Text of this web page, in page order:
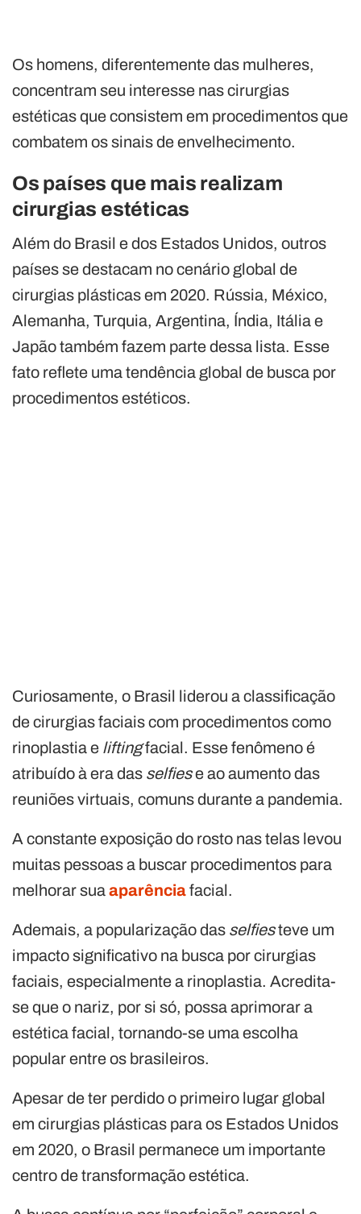
Os homens, diferentemente das mulheres,
concentram seu interesse nas cirurgias
estéticas que consistem em procedimentos que
combatem os sinais de envelhecimento.
Os países que mais realizam
cirurgias estéticas
Além do Brasil e dos Estados Unidos, outros
países se destacam no cenário global de
cirurgias plásticas em 2020. Rússia, México,
Alemanha, Turquia, Argentina, Índia, Itália e
Japão também fazem parte dessa lista. Esse
fato reflete uma tendência global de busca por
procedimentos estéticos.
Curiosamente, o Brasil liderou a classificação
de cirurgias faciais com procedimentos como
rinoplastia e liftingfacial. Esse fenômeno é
atribuído à era das selfiese ao aumento das
reuniões virtuais, comuns durante a pandemia.
A constante exposição do rosto nas telas levou
muitas pessoas a buscar procedimentos para
melhorar suaaparênciafacial.
Ademais, a popularização das selfiesteve um
impacto significativo na busca por cirurgias
faciais, especialmente a rinoplastia. Acredita-
se que o nariz, por si só, possa aprimorar a
estética facial, tornando-se uma escolha
popular entre os brasileiros.
Apesar de ter perdido o primeiro lugar global
em cirurgias plásticas para os Estados Unidos
em 2020, o Brasil permanece um importante
centro de transformação estética.